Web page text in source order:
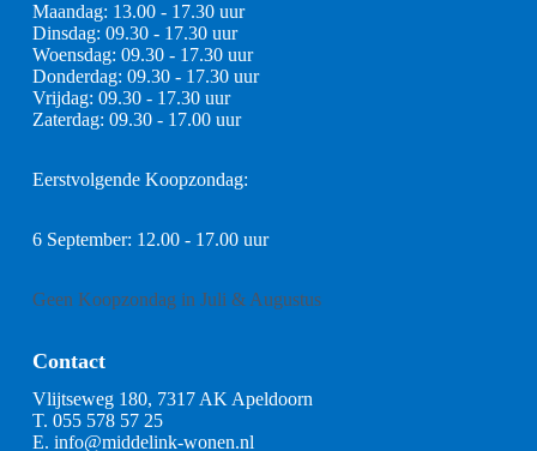
Maandag: 13.00 - 17.30 uur
Dinsdag: 09.30 - 17.30 uur
Woensdag: 09.30 - 17.30 uur
Donderdag: 09.30 - 17.30 uur
Vrijdag: 09.30 - 17.30 uur
Zaterdag: 09.30 - 17.00 uur
Eerstvolgende Koopzondag:
6 September: 12.00 - 17.00 uur
Geen Koopzondag in Juli & Augustus
Contact
Vlijtseweg 180, 7317 AK Apeldoorn
T. 055 578 57 25
E. info@middelink-wonen.nl